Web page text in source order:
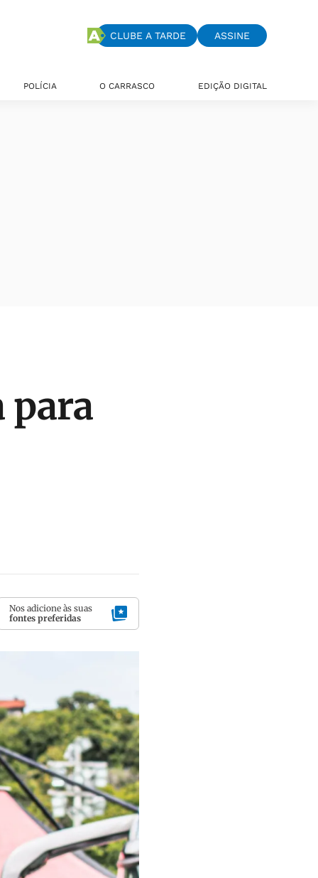
CLUBE A TARDE ASSINE
POLÍCIA O CARRASCO EDIÇÃO DIGITAL
para
Nos adicione às suas
fontes preferidas